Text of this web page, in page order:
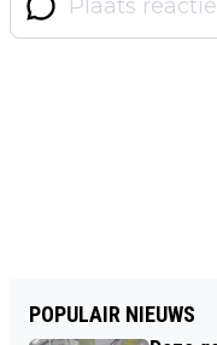
POPULAIR NIEUWS